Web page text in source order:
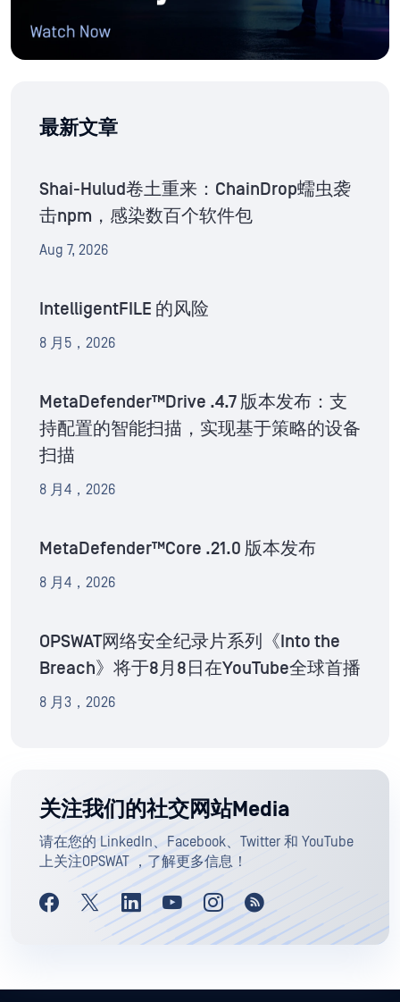
最新文章
Shai-Hulud卷土重来：ChainDrop蠕虫袭
击npm，感染数百个软件包
Aug 7, 2026
IntelligentFILE 的风险
8 月5，2026
MetaDefender™Drive .4.7 版本发布：支
持配置的智能扫描，实现基于策略的设备
扫描
8 月4，2026
MetaDefender™Core .21.0 版本发布
8 月4，2026
OPSWAT网络安全纪录片系列《Into the
Breach》将于8月8日在YouTube全球首播
8 月3，2026
关注我们的社交网站Media
请在您的 LinkedIn、Facebook、Twitter 和 YouTube
上关注OPSWAT ，了解更多信息！